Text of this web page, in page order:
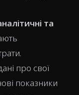
та
про свої
показники